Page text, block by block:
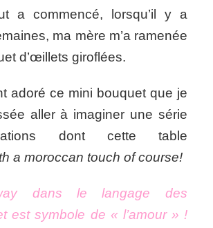
a commencé, lorsqu’il y a
ma mère m’a ramenée
d’œillets giroflées.
adoré ce mini bouquet que je
aller à imaginer une série
dont cette table
a moroccan touch of course!
dans le langage des
est symbole de « l’amour » !